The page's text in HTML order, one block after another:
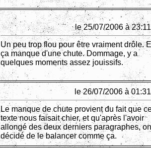
le 25/07/2006 à
Un peu trop flou pour être vraiment drôle.
ça manque d'une chute. Dommage, y a
quelques moments assez jouissifs.
le 26/07/2006 à
Le manque de chute provient du fait que
texte nous faisait chier, et qu'après l'avoir
allongé des deux derniers paragraphes,
décidé de le balancer comme ça.